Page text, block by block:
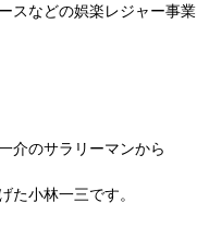
スなどの娯楽レジャー事業
介のサラリーマンから
た小林一三です。